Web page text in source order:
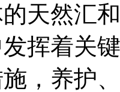
天然汇
挥着关
，养护